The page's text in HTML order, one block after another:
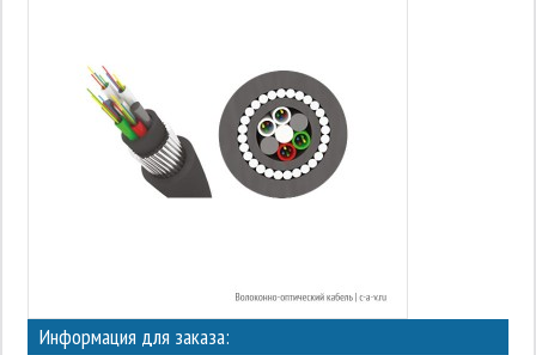
Информация для заказа: